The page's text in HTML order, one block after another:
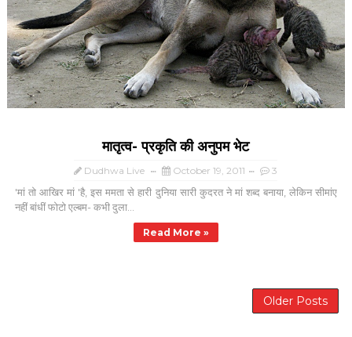
मातृत्व- प्रकृति की अनुपम भेट
Dudhwa Live October 19, 2011 3
'मां तो आखिर मां 'है, इस ममता से हारी दुनिया सारी कुदरत ने मां शब्द बनाया, लेकिन सीमांए
नहीं बांधीं फोटो एल्बम- कभी दुला...
Read More »
Older Posts